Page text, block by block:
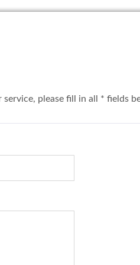
please fill in all * fields